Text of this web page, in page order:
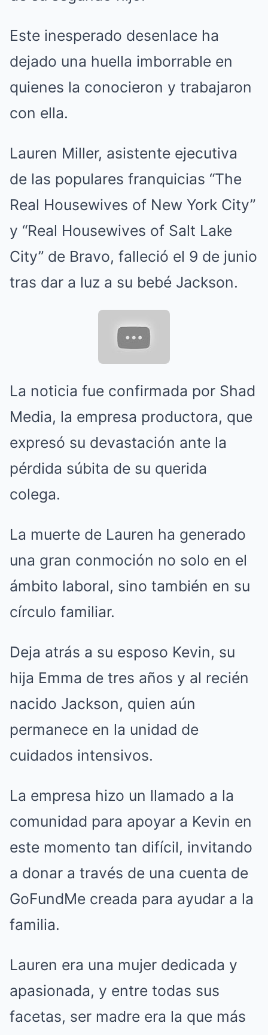
Este inesperado desenlace ha
dejado una huella imborrable en
quienes la conocieron y trabajaron
con ella.
Lauren Miller, asistente ejecutiva
de las populares franquicias “The
Real Housewives of New York City”
y “Real Housewives of Salt Lake
City” de Bravo, falleció el 9 de junio
tras dar a luz a su bebé Jackson.
La noticia fue confirmada por Shad
Media, la empresa productora, que
expresó su devastación ante la
pérdida súbita de su querida
colega.
La muerte de Lauren ha generado
una gran conmoción no solo en el
ámbito laboral, sino también en su
círculo familiar.
Deja atrás a su esposo Kevin, su
hija Emma de tres años y al recién
nacido Jackson, quien aún
permanece en la unidad de
cuidados intensivos.
La empresa hizo un llamado a la
comunidad para apoyar a Kevin en
este momento tan difícil, invitando
a donar a través de una cuenta de
GoFundMe creada para ayudar a la
familia.
Lauren era una mujer dedicada y
apasionada, y entre todas sus
facetas, ser madre era la que más